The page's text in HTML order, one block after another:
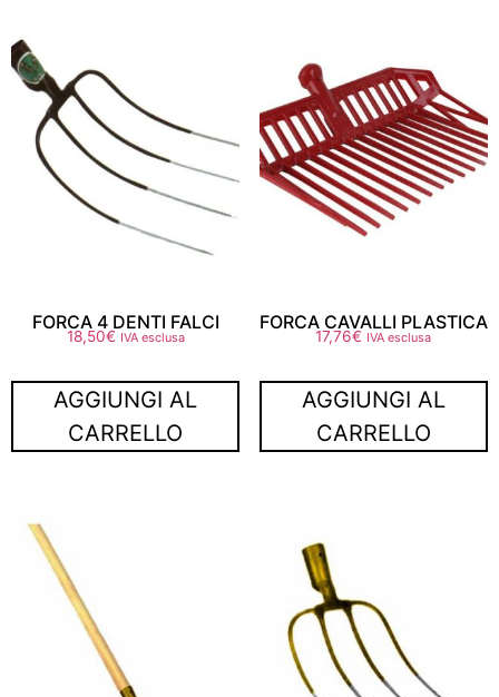
FORCA 4 DENTI FALCI
18,50€ IVA esclusa
AGGIUNGI AL
CARRELLO
FORCA CAVALLI PLASTICA
17,76€ IVA esclusa
AGGIUNGI AL
CARRELLO